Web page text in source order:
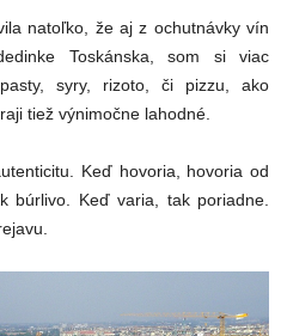
natoľko, že aj z ochutnávky vín
Toskánska, som si viac
syry, rizoto, či pizzu, ako
tiež výnimočne lahodné.
Keď hovoria, hovoria od
búrlivo. Keď varia, tak poriadne.